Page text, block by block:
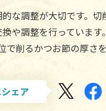
な調整が大切です。
や調整を行っていま
で削るかつお節の厚さを
ェア